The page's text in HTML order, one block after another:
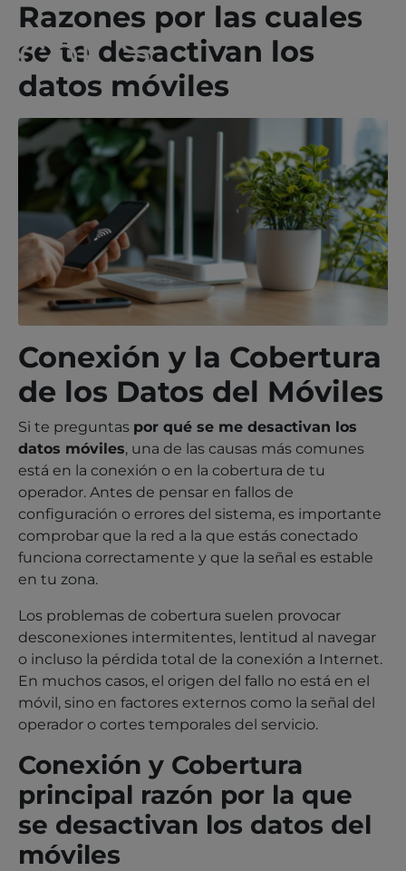
Razones por las cuales
se te desactivan los
datos móviles
Conexión y la Cobertura
de los Datos del Móviles
Si te preguntas por qué se me desactivan los
datos móviles, una de las causas más comunes
está en la conexión o en la cobertura de tu
operador. Antes de pensar en fallos de
configuración o errores del sistema, es importante
comprobar que la red a la que estás conectado
funciona correctamente y que la señal es estable
en tu zona.
Los problemas de cobertura suelen provocar
desconexiones intermitentes, lentitud al navegar
o incluso la pérdida total de la conexión a Internet.
En muchos casos, el origen del fallo no está en el
móvil, sino en factores externos como la señal del
operador o cortes temporales del servicio.
Conexión y Cobertura
principal razón por la que
se desactivan los datos del
móviles